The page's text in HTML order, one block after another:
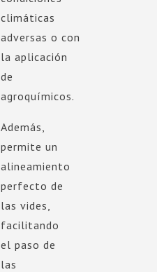
climáticas
adversas o con
la aplicación
de
agroquímicos.
Además,
permite un
alineamiento
perfecto de
las vides,
facilitando
el paso de
las